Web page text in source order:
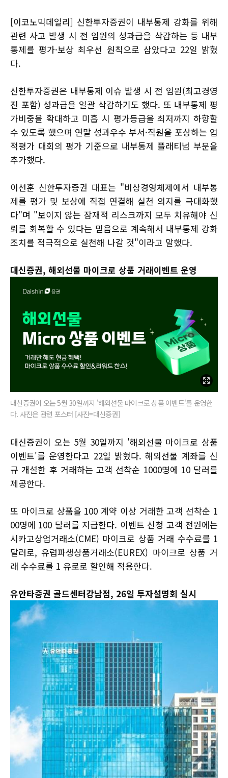
[이코노믹데일리] 신한투자증권이 내부통제 강화를 위해
관련 사고 발생 시 전 임원의 성과급을 삭감하는 등 내부
통제를 평가·보상 최우선 원칙으로 삼았다고 22일 밝혔
다.
신한투자증권은 내부통제 이슈 발생 시 전 임원(최고경영
진 포함) 성과급을 일괄 삭감하기도 했다. 또 내부통제 평
가비중을 확대하고 미흡 시 평가등급을 최저까지 하향할
수 있도록 했으며 연말 성과우수 부서·직원을 포상하는 업
적평가 대회의 평가 기준으로 내부통제 플래티넘 부문을
추가했다.
이선훈 신한투자증권 대표는 "비상경영체제에서 내부통
제를 평가 및 보상에 직접 연결해 실천 의지를 극대화했
다"며 "보이지 않는 잠재적 리스크까지 모두 치유해야 신
뢰를 회복할 수 있다는 믿음으로 계속해서 내부통제 강화
조치를 적극적으로 실천해 나갈 것"이라고 말했다.
대신증권, 해외선물 마이크로 상품 거래이벤트 운영
대신증권이 오는 5월 30일까지 '해외선물 마이크로 상품 이벤트'를 운영한
다. 사진은 관련 포스터 [사진=대신증권]
대신증권이 오는 5월 30일까지 '해외선물 마이크로 상품
이벤트'를 운영한다고 22일 밝혔다. 해외선물 계좌를 신
규 개설한 후 거래하는 고객 선착순 1000명에 10 달러를
제공한다.
또 마이크로 상품을 100 계약 이상 거래한 고객 선착순 1
00명에 100 달러를 지급한다. 이벤트 신청 고객 전원에는
시카고상업거래소(CME) 마이크로 상품 거래 수수료를 1
달러로, 유럽파생상품거래소(EUREX) 마이크로 상품 거
래 수수료를 1 유로로 할인해 적용한다.
유안타증권 골드센터강남점, 26일 투자설명회 실시